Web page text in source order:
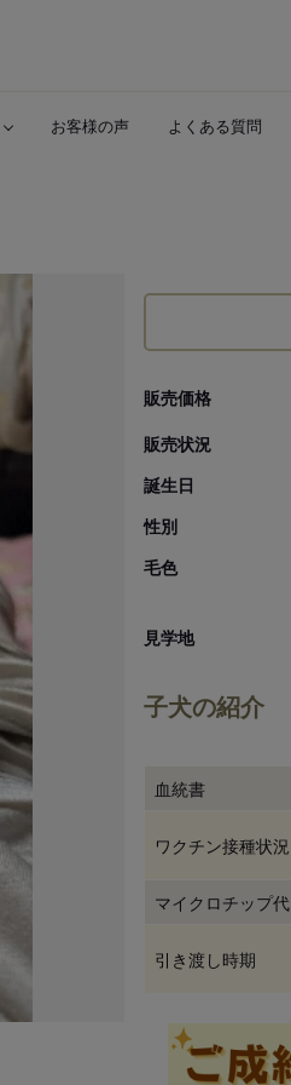
お客様の声 よくある質問
販売価格
販売状況
誕生日
性別
毛色
見学地
子犬の紹介
血統書
ワクチン接種状況
マイクロチップ代
引き渡し時期